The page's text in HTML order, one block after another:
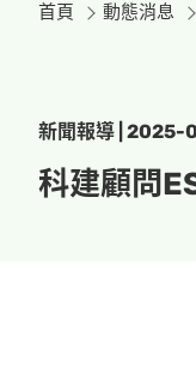
首頁 動態消息
新聞報導 | 2025-
科建顧問